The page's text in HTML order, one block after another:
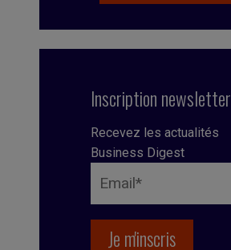
Inscription newsletter
Recevez les actualités
Business Digest